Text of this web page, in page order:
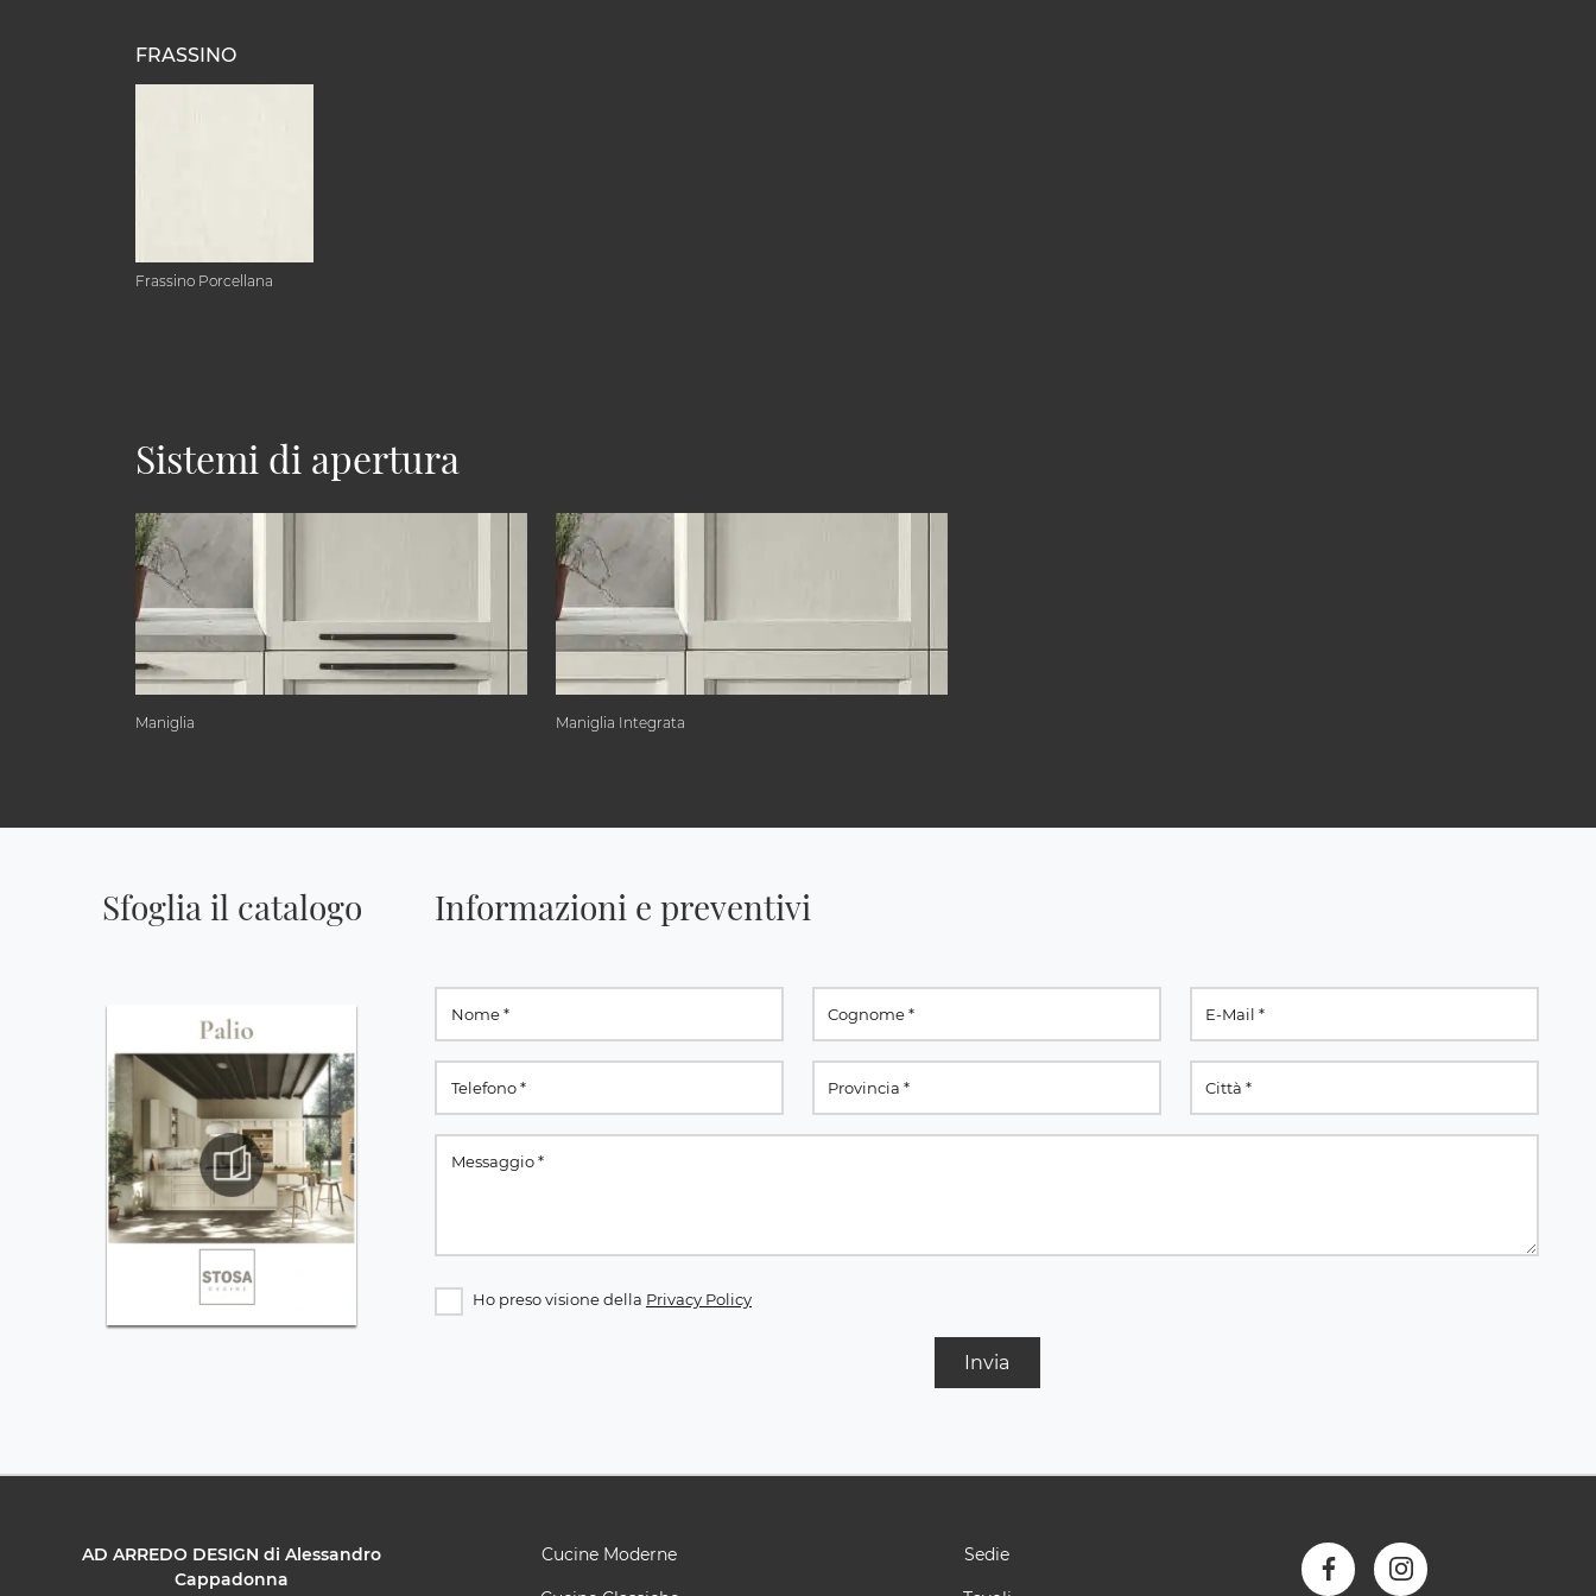
FRASSINO
Frassino Porcellana
Sistemi di apertura
Maniglia Maniglia Integrata
Sfoglia il catalogo Informazioni e preventivi
Ho preso visione della Privacy Policy
Invia
AD ARREDO DESIGN di Alessandro
Cappadonna
Cucine Moderne Sedie